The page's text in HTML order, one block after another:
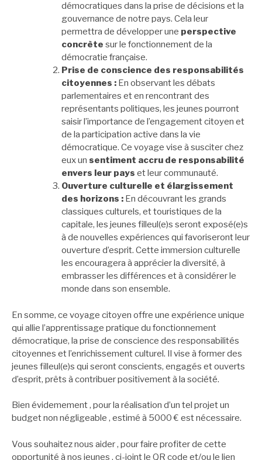
démocratiques dans la prise de décisions et la
gouvernance de notre pays. Cela leur
permettra de développer une perspective
concrète sur le fonctionnement de la
démocratie française.
Prise de conscience des responsabilités
citoyennes : En observant les débats
parlementaires et en rencontrant des
représentants politiques, les jeunes pourront
saisir l’importance de l’engagement citoyen et
de la participation active dans la vie
démocratique. Ce voyage vise à susciter chez
eux un sentiment accru de responsabilité
envers leur pays et leur communauté.
Ouverture culturelle et élargissement
des horizons : En découvrant les grands
classiques culturels, et touristiques de la
capitale, les jeunes filleul(e)s seront exposé(e)s
à de nouvelles expériences qui favoriseront leur
ouverture d’esprit. Cette immersion culturelle
les encouragera à apprécier la diversité, à
embrasser les différences et à considérer le
monde dans son ensemble.
En somme, ce voyage citoyen offre une expérience unique
qui allie l’apprentissage pratique du fonctionnement
démocratique, la prise de conscience des responsabilités
citoyennes et l’enrichissement culturel. Il vise à former des
jeunes filleul(e)s qui seront conscients, engagés et ouverts
d’esprit, prêts à contribuer positivement à la société.
Bien évidemement , pour la réalisation d’un tel projet un
budget non négligeable , estimé à 5000 € est nécessaire.
Vous souhaitez nous aider , pour faire profiter de cette
opportunité à nos jeunes , ci-joint le QR code et/ou le lien